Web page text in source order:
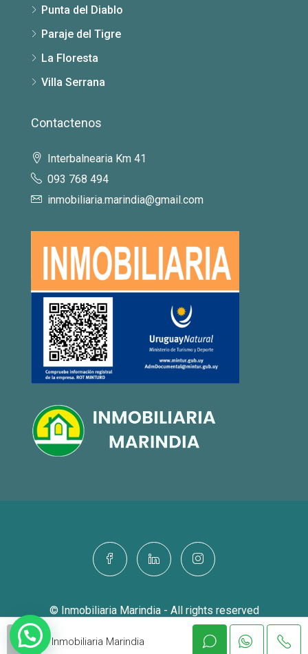
Punta del Diablo
Paraje del Tigre
La Floresta
Villa Serrana
Contactenos
Interbalnearia Km 41
093 768 494
inmobiliaria.marindia@gmail.com
© Inmobiliaria Marindia - All rights reserved
Inmobiliaria Marindia